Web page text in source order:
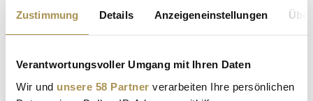
Zustimmung Details Anzeigeneinstellungen
Verantwortungsvoller Umgang mit Ihren Daten
Wir und unsere 58 Partner verarbeiten Ihre persönlichen
Setzen Sie die gesuchten Wörter zwischen
Anführungszeichen: zb "Vorname Nachname".
Premiere von "Paddington in Peru" mit Elyas
M’Barek, Heike Makatsch und Franziska Giffey